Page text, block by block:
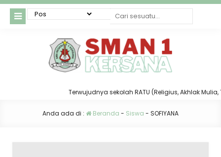
Terwujudnya sekolah RATU (Religius, Akhlak Mulia,
Anda ada di : Beranda - Siswa - SOFIYANA